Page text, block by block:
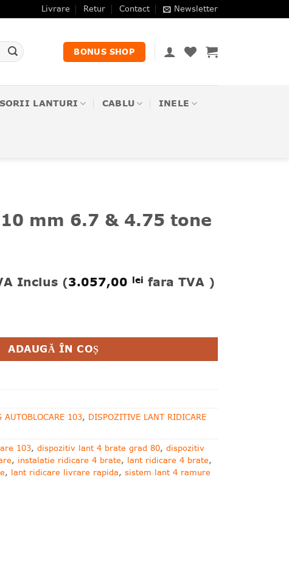
Livrare Retur Contact Newsletter
BONUS SHOP
LANTURI CABLU INELE
mm 6.7 & 4.75 tone
Inclus (3.057,00 lei fara TVA )
mm 6.7 & 4.75 tone L=3 m
ADAUGĂ ÎN COȘ
AUTOBLOCARE 103, DISPOZITIVE LANT RIDICARE
103, dispozitiv lant 4 brate grad 80, dispozitiv
, instalatie ridicare 4 brate, lant ridicare 4 brate,
, lant ridicare livrare rapida, sistem lant 4 ramure